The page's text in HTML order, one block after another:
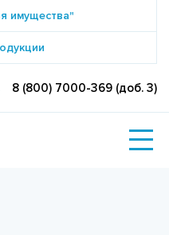
имущества"
8 (800) 7000-369 (доб. 3)